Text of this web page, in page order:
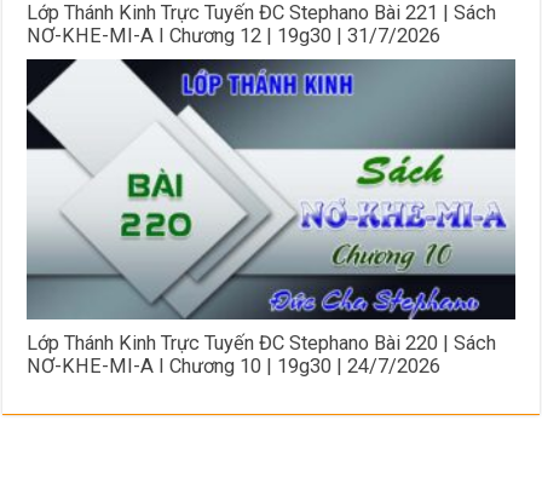
Lớp Thánh Kinh Trực Tuyến ĐC Stephano Bài 221 | Sách
NƠ-KHE-MI-A I Chương 12 | 19g30 | 31/7/2026
Lớp Thánh Kinh Trực Tuyến ĐC Stephano Bài 220 | Sách
NƠ-KHE-MI-A I Chương 10 | 19g30 | 24/7/2026